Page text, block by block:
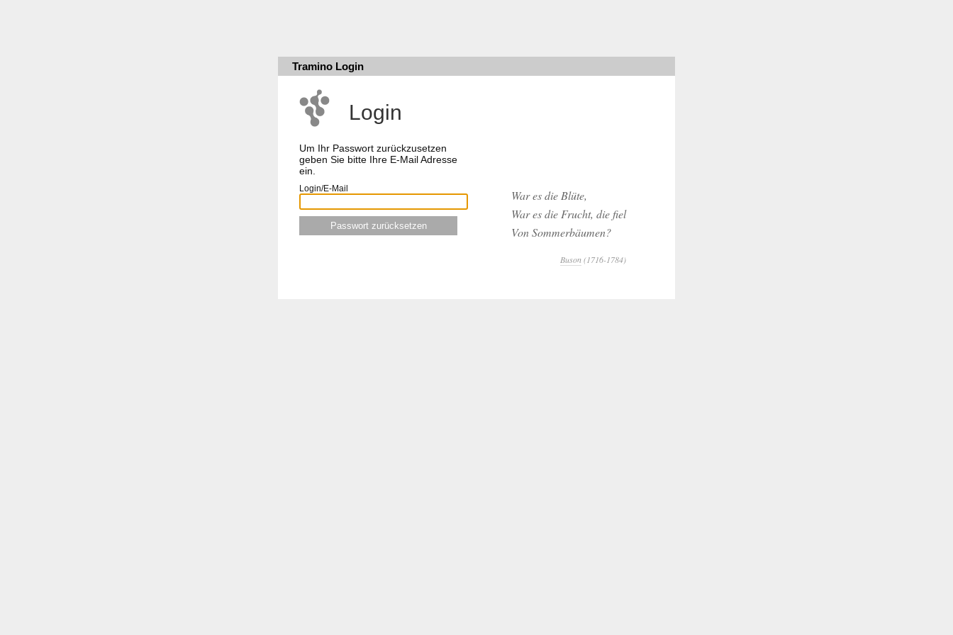
Tramino Login
Login
Um Ihr Passwort zurückzusetzen
geben Sie bitte Ihre E-Mail Adresse
ein.
Login/E-Mail
Passwort zurücksetzen
War es die Blüte,
War es die Frucht, die fiel
Von Sommerbäumen?
Buson(1716-1784)